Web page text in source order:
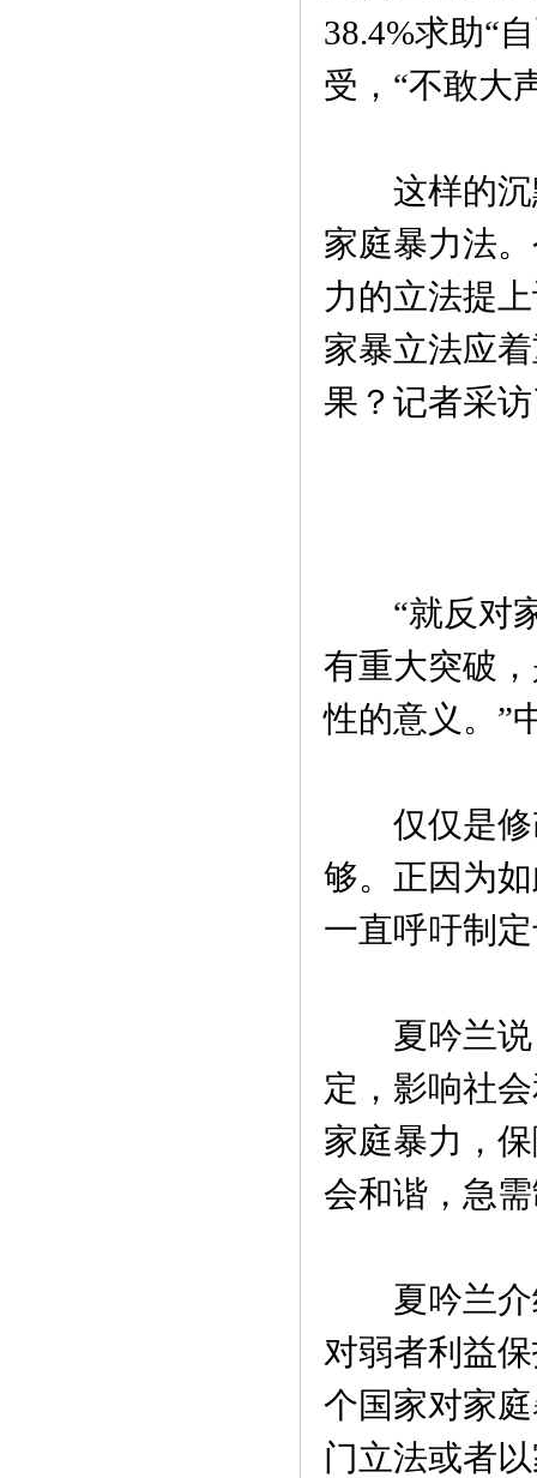
38.4%求助“
受，“不敢大
这样的沉
家庭暴力法
力的立法提
家暴立法应
果？记者采
“就反对家
有重大突破
性的意义。”
仅仅是修
够。正因为
一直呼吁制
夏吟兰说
定，影响社
家庭暴力，
会和谐，急
夏吟兰介
对弱者利益
个国家对家
门立法或者